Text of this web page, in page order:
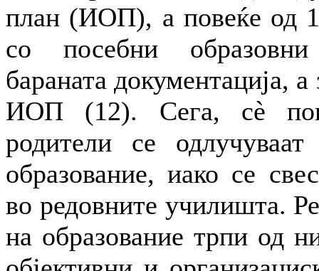
план (ИОП), а повеќе од
со посебни
бараната документација,
ИОП (12). Сега, сè
родители се
образование, иако се
во редовните училишта.
на образование трпи од